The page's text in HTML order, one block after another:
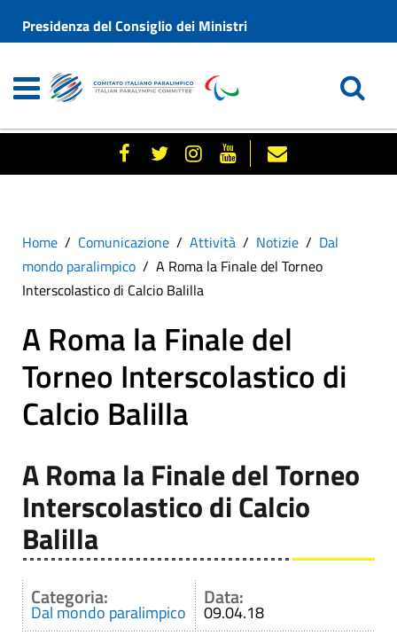
Presidenza del Consiglio dei Ministri
Home Comunicazione Attività Notizie
Dal
mondo paralimpico
A Roma la Finale del Torneo
Interscolastico di Calcio Balilla
A Roma la Finale del
Torneo Interscolastico di
Calcio Balilla
A Roma la Finale del Torneo
Interscolastico di Calcio
Balilla
Categoria:
Dal mondo paralimpico
Data:
09.04.18